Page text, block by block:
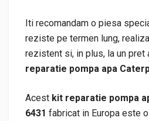
Iti recomandam o piesa
reziste pe termen lung,
rezistent si, in plus, la un pret
reparatie pompa apa
Acest kit reparatie pompa
6431 fabricat in Europa este